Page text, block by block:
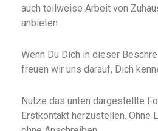
auch teilweise Arbeit von
anbieten.
Wenn Du Dich in dieser
freuen wir uns darauf, Dich
Nutze das unten dargestellte
Erstkontakt herzustellen. Ohne